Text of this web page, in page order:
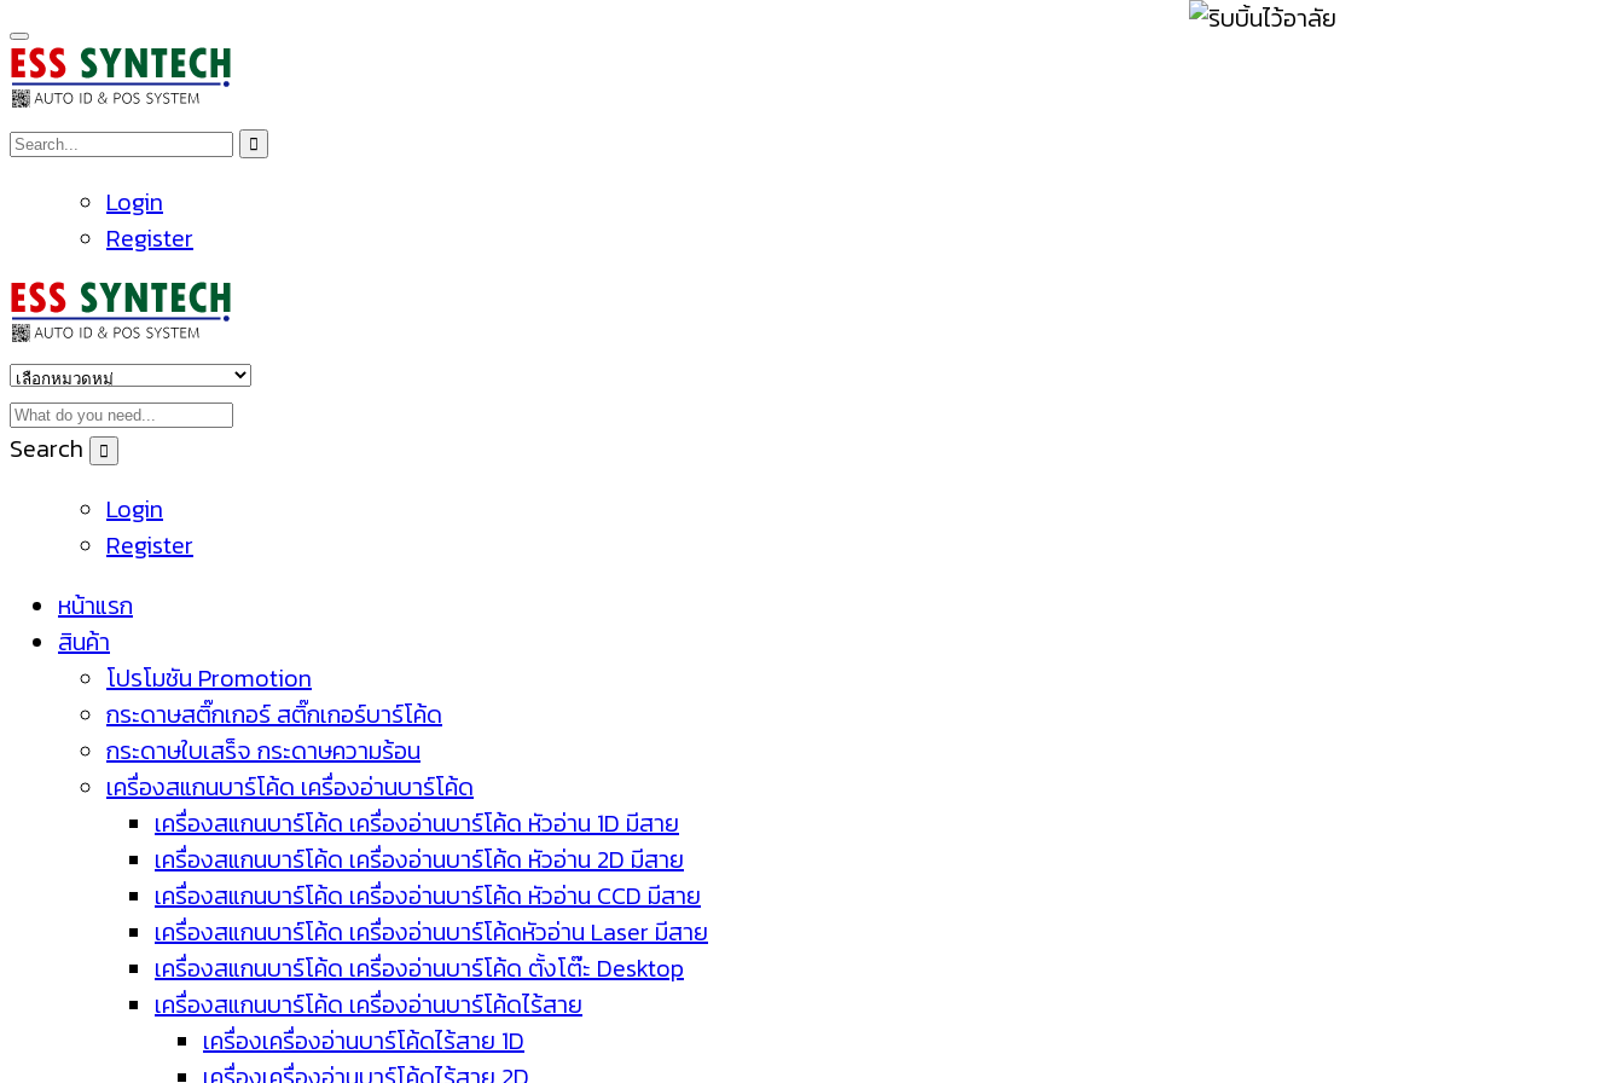
Login
Register
Search
Login
Register
หน้าแรก
สินค้า
โปรโมชัน Promotion
กระดาษสติ๊กเกอร์ สติ๊กเกอร์บาร์โค้ด
กระดาษใบเสร็จ กระดาษความร้อน
เครื่องสแกนบาร์โค้ด เครื่องอ่านบาร์โค้ด
เครื่องสแกนบาร์โค้ด เครื่องอ่านบาร์โค้ด หัวอ่าน 1D มีสาย
เครื่องสแกนบาร์โค้ด เครื่องอ่านบาร์โค้ด หัวอ่าน 2D มีสาย
เครื่องสแกนบาร์โค้ด เครื่องอ่านบาร์โค้ด หัวอ่าน CCD มีสาย
เครื่องสแกนบาร์โค้ด เครื่องอ่านบาร์โค้ดหัวอ่าน Laser มีสาย
เครื่องสแกนบาร์โค้ด เครื่องอ่านบาร์โค้ด ตั้งโต๊ะ Desktop
เครื่องสแกนบาร์โค้ด เครื่องอ่านบาร์โค้ดไร้สาย
เครื่องเครื่องอ่านบาร์โค้ดไร้สาย 1D